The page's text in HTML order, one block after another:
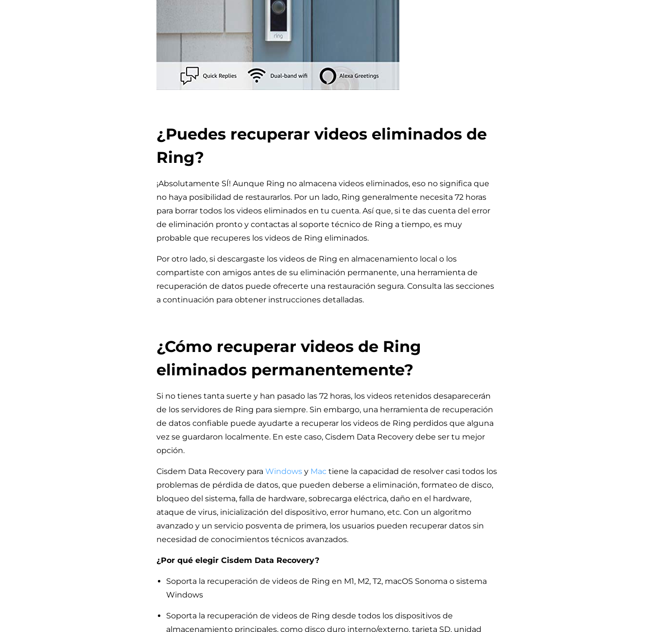
¿Puedes recuperar videos eliminados de
Ring?
¡Absolutamente SÍ! Aunque Ring no almacena videos eliminados, eso no significa que
no haya posibilidad de restaurarlos. Por un lado, Ring generalmente necesita 72 horas
para borrar todos los videos eliminados en tu cuenta. Así que, si te das cuenta del error
de eliminación pronto y contactas al soporte técnico de Ring a tiempo, es muy
probable que recuperes los videos de Ring eliminados.
Por otro lado, si descargaste los videos de Ring en almacenamiento local o los
compartiste con amigos antes de su eliminación permanente, una herramienta de
recuperación de datos puede ofrecerte una restauración segura. Consulta las secciones
a continuación para obtener instrucciones detalladas.
¿Cómo recuperar videos de Ring
eliminados permanentemente?
Si no tienes tanta suerte y han pasado las 72 horas, los videos retenidos desaparecerán
de los servidores de Ring para siempre. Sin embargo, una herramienta de recuperación
de datos confiable puede ayudarte a recuperar los videos de Ring perdidos que alguna
vez se guardaron localmente. En este caso, Cisdem Data Recovery debe ser tu mejor
opción.
Cisdem Data Recovery para Windowsy Mactiene la capacidad de resolver casi todos los
problemas de pérdida de datos, que pueden deberse a eliminación, formateo de disco,
bloqueo del sistema, falla de hardware, sobrecarga eléctrica, daño en el hardware,
ataque de virus, inicialización del dispositivo, error humano, etc. Con un algoritmo
avanzado y un servicio posventa de primera, los usuarios pueden recuperar datos sin
necesidad de conocimientos técnicos avanzados.
¿Por qué elegir Cisdem Data Recovery?
Soporta la recuperación de videos de Ring en M1, M2, T2, macOS Sonoma o sistema
Windows
Soporta la recuperación de videos de Ring desde todos los dispositivos de
almacenamiento principales, como disco duro interno/externo, tarjeta SD, unidad